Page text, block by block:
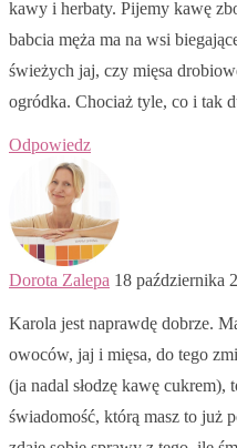
kawy i herbaty. Pijemy kawę
babcia męża ma na wsi
świeżych jaj, czy mięsa
ogródka. Chociaż tyle, co i tak
Odpowiedz
Dorota Zalepa 18 października
Karola jest naprawdę dobrze.
owoców, jaj i mięsa, do tego
(ja nadal słodzę kawę cukrem),
świadomość, którą masz to już